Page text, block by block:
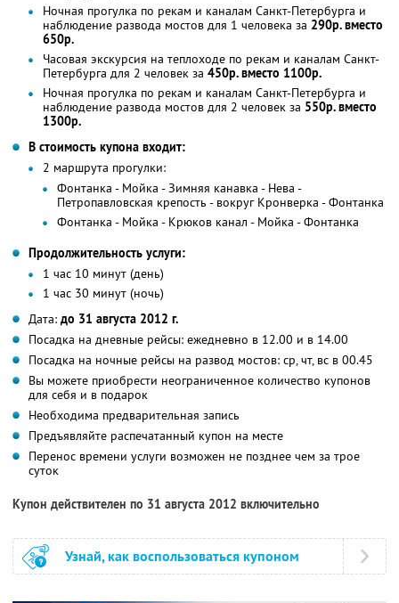
Ночная прогулка по рекам и каналам Санкт-Петербурга и
наблюдение развода мостов для 1 человека за 290р. вместо
650р.
Часовая экскурсия на теплоходе по рекам и каналам Санкт-
Петербурга для 2 человек за 450р. вместо 1100р.
Ночная прогулка по рекам и каналам Санкт-Петербурга и
наблюдение развода мостов для 2 человек за 550р. вместо
1300р.
В стоимость купона входит:
2 маршрута прогулки:
Фонтанка - Мойка - Зимняя канавка - Нева -
Петропавловская крепость - вокруг Кронверка - Фонтанка
Фонтанка - Мойка - Крюков канал - Мойка - Фонтанка
Продолжительность услуги:
1 час 10 минут (день)
1 час 30 минут (ночь)
Дата: до 31 августа 2012 г.
Посадка на дневные рейсы: ежедневно в 12.00 и в 14.00
Посадка на ночные рейсы на развод мостов: ср, чт, вс в 00.45
Вы можете приобрести неограниченное количество купонов
для себя и в подарок
Необходима предварительная запись
Предъявляйте распечатанный купон на месте
Перенос времени услуги возможен не позднее чем за трое
суток
Купон действителен по 31 августа 2012 включительно
Узнай, как воспользоваться купоном